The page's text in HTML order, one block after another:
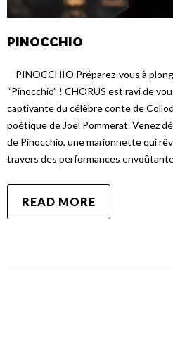
PINOCCHIO
PINOCCHIO Préparez-vous à
“Pinocchio” ! CHORUS est ravi de
captivante du célèbre conte de
poétique de Joël Pommerat. Venez
de Pinocchio, une marionnette qui
travers des performances
READ MORE